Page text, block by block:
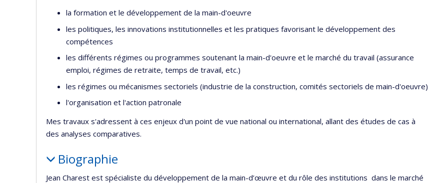
la formation et le développement de la main-d'oeuvre
les politiques, les innovations institutionnelles et les pratiques favorisant le développement des
compétences
les différents régimes ou programmes soutenant la main-d'oeuvre et le marché du travail (assurance
emploi, régimes de retraite, temps de travail, etc.)
les régimes ou mécanismes sectoriels (industrie de la construction, comités sectoriels de main-d'oeuvre)
l'organisation et l'action patronale
Mes travaux s'adressent à ces enjeux d'un point de vue national ou international, allant des études de cas à
des analyses comparatives.
Biographie
Jean Charest est spécialiste du développement de la main-d’œuvre et du rôle des institutions dans le marché